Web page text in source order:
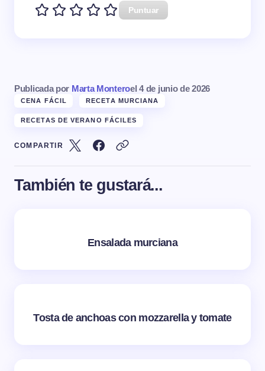
Puntuar
Publicada por Marta Monteroel 4 de junio de 2026
CENA FÁCIL RECETA MURCIANA
RECETAS DE VERANO FÁCILES
COMPARTIR
También te gustará...
Ensalada murciana
Tosta de anchoas con mozzarella y tomate